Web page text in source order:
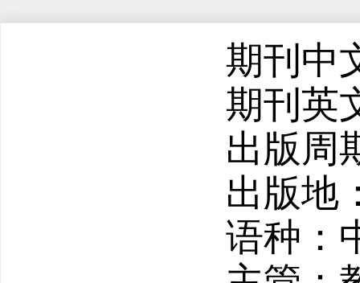
期刊中
期刊英
出版周
出版地
语种：